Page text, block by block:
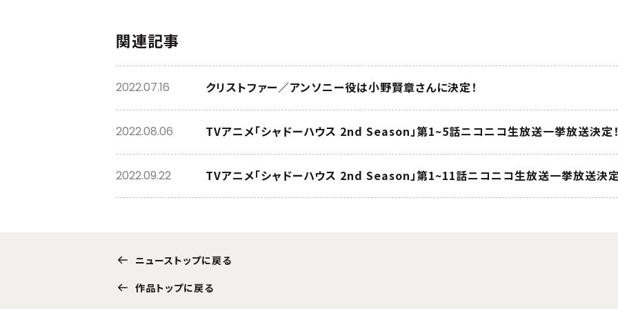
関連記事
クリストファー／アンソニー役は小野賢章さんに決定！
2022.07.16
TVアニメ「シャドーハウス 2nd Season」第1~5話ニコニコ生放送一挙放送決定
2022.08.06
TVアニメ「シャドーハウス 2nd Season」第1~11話ニコニコ生放送一挙放送決定
2022.09.22
ニューストップに戻る
作品トップに戻る